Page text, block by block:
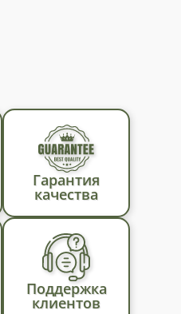
Гарантия
качества
Поддержка
клиентов